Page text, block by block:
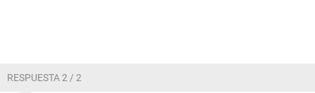
RESPUESTA 2 / 2